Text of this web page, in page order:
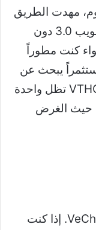
مهدت الطريق
للمؤسسات التقليدية لدخول عالم الويب 3.0 دون
كنت مطوراً
يبحث عن
فرصة في نظام بيئي متكامل، فإن VTHO تظل واحدة
حيث الغرض
يعتمد ذلك على نظرتك لمشروع VeChain. إذا كنت